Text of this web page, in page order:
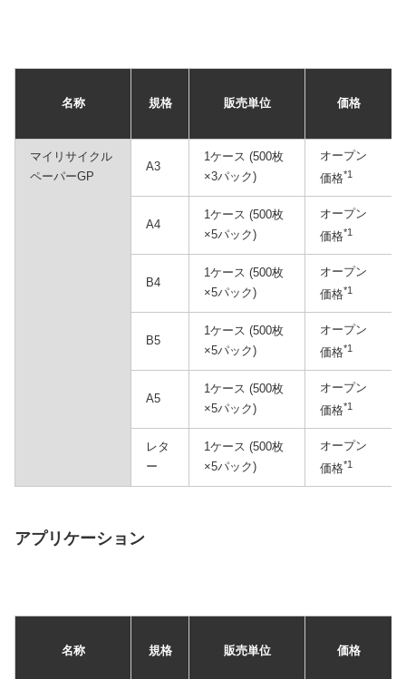
名称 規格 販売単位 価格
マイリサイクル
ペーパーGP
A3
1ケース (500枚
×3パック)
オープン
価格*1
A4
1ケース (500枚
×5パック)
オープン
価格*1
B4
1ケース (500枚
×5パック)
オープン
価格*1
B5
1ケース (500枚
×5パック)
オープン
価格*1
A5
1ケース (500枚
×5パック)
オープン
価格*1
レタ
ー
1ケース (500枚
×5パック)
オープン
価格*1
アプリケーション
名称 規格 販売単位 価格